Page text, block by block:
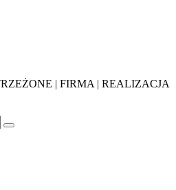
| FIRMA | REALIZACJA